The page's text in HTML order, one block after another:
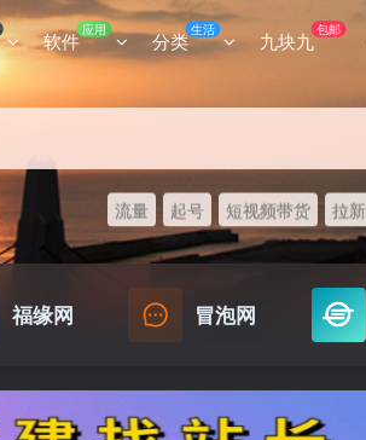
软件 应用 分类生活 九块九包邮
流量 起号 短视频带货 拉新
福缘网 冒泡网